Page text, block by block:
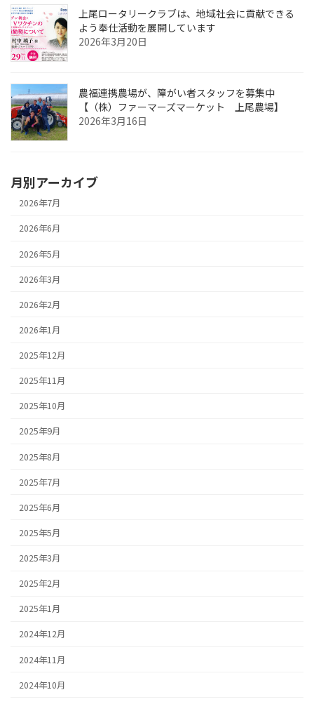
上尾ロータリークラブは、地域社会に貢献できる
よう奉仕活動を展開しています
2026年3月20日
農福連携農場が、障がい者スタッフを募集中
【（株）ファーマーズマーケット 上尾農場】
2026年3月16日
月別アーカイブ
2026年7月
2026年6月
2026年5月
2026年3月
2026年2月
2026年1月
2025年12月
2025年11月
2025年10月
2025年9月
2025年8月
2025年7月
2025年6月
2025年5月
2025年3月
2025年2月
2025年1月
2024年12月
2024年11月
2024年10月